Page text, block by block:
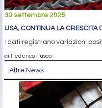
30 settembre 2025
USA, CONTINUA LA CRESCITA
I dati registrano variazioni
di Federico Fusca
Altre News